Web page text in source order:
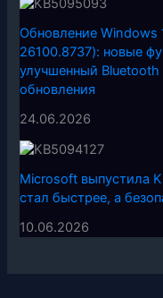
Обновление Windows
26100.8737): новые
улучшенный
обновления
24.06.2026
Microsoft выпустила
стал быстрее, а
10.06.2026